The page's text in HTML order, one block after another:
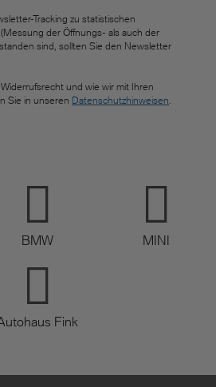
Tracking zu statistischen
der Öffnungs- als auch der
sind, sollten Sie den Newsletter
und wie wir mit Ihren
Sie in unseren Datenschutzhinweisen
BMW MINI
Fink